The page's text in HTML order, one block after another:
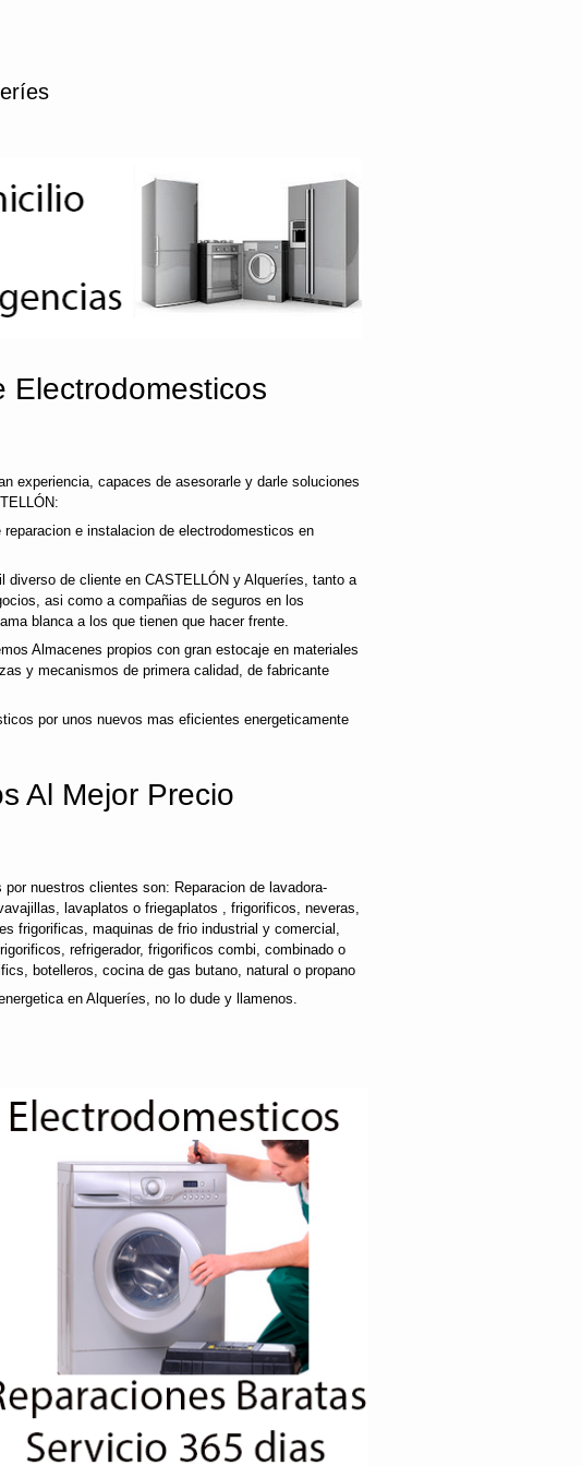
Electrodomesticos
experiencia, capaces de asesorarle y darle soluciones
reparacion e instalacion de electrodomesticos en
diverso de cliente en CASTELLÓN y Alqueríes, tanto a
asi como a compañias de seguros en los
blanca a los que tienen que hacer frente.
Almacenes propios con gran estocaje en materiales
y mecanismos de primera calidad, de fabricante
por unos nuevos mas eficientes energeticamente
Al Mejor Precio
nuestros clientes son: Reparacion de lavadora-
lavaplatos o friegaplatos , frigorificos, neveras,
frigorificas, maquinas de frio industrial y comercial,
refrigerador, frigorificos combi, combinado o
botelleros, cocina de gas butano, natural o propano
en Alqueríes, no lo dude y llamenos.